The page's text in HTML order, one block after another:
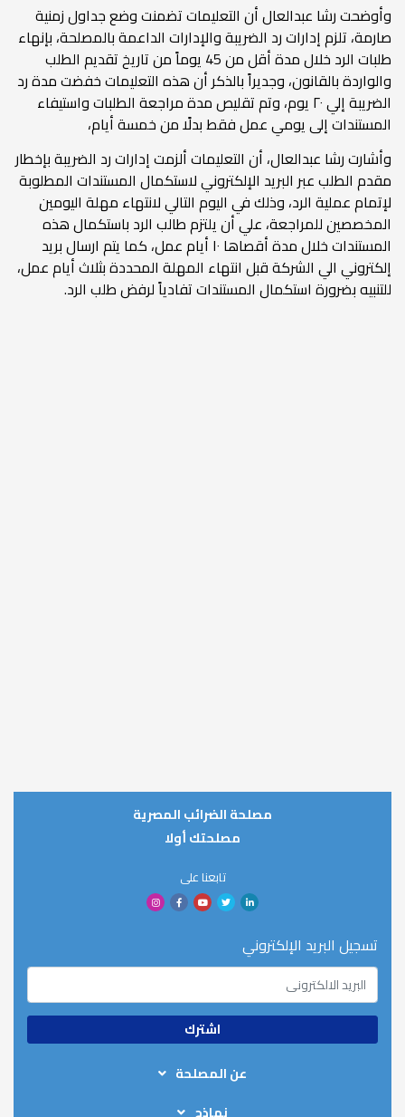
وأوضحت رشا عبدالعال أن التعليمات تضمنت وضع جداول زمنية
صارمة، تلزم إدارات رد الضريبة والإدارات الداعمة بالمصلحة، بإنهاء
طلبات الرد خلال مدة أقل من 45 يوماً من تاريخ تقديم الطلب
والواردة بالقانون، وجديراً بالذكر أن هذه التعليمات خفضت مدة رد
الضريبة إلي ٢٠ يوم، وتم تقليص مدة مراجعة الطلبات واستيفاء
المستندات إلى يومي عمل فقط بدلًا من خمسة أيام،
وأشارت رشا عبدالعال، أن التعليمات ألزمت إدارات رد الضريبة بإخطار
مقدم الطلب عبر البريد الإلكتروني لاستكمال المستندات المطلوبة
لإتمام عملية الرد، وذلك في اليوم التالي لانتهاء مهلة اليومين
المخصصين للمراجعة، علي أن يلتزم طالب الرد باستكمال هذه
المستندات خلال مدة أقصاها ١٠ أيام عمل، كما يتم ارسال بريد
إلكتروني الي الشركة قبل انتهاء المهلة المحددة بثلاث أيام عمل،
للتنبيه بضرورة استكمال المستندات تفادياً لرفض طلب الرد.
مصلحة الضرائب المصرية
مصلحتك أولا
تابعنا على
تسجيل البريد الإلكتروني
عن المصلحة